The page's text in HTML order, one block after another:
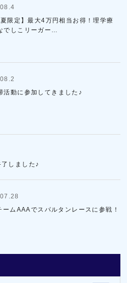
夏限定】最大4万円相当お得！理学療
でしこリーガー…
活動に参加してきました♪
しました♪
ムAAAでスパルタンレースに参戦！